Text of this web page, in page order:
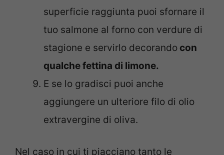
superficie raggiunta puoi sfornare il
tuo salmone al forno con verdure di
stagione e servirlo decorando con
qualche fettina di limone.
E se lo gradisci puoi anche
aggiungere un ulteriore filo di olio
extravergine di oliva.
Nel caso in cui ti piacciano tanto le